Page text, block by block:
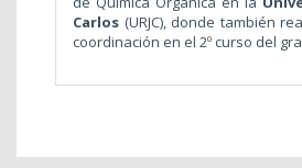
Carlos (URJC), donde también
coordinación en el 2º curso del